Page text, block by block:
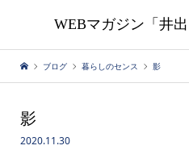
WEBマガジン「井
ブログ 暮らしのセンス 影
影
2020.11.30